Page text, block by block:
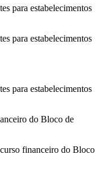
para estabelecimentos
para estabelecimentos
para estabelecimentos
do Bloco de
financeiro do Bloco